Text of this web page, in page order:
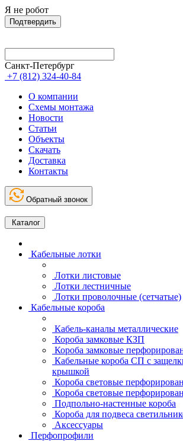
Я не робот
Подтвердить
Санкт-Петербург
+7 (812) 324-40-84
О компании
Схемы монтажа
Новости
Статьи
Объекты
Скачать
Доставка
Контакты
Обратный звонок
Каталог
Кабельные лотки
Лотки листовые
Лотки лестничные
Лотки проволочные (сетчатые)
Кабельные короба
Кабель-каналы металлические
Короба замковые КЗП
Короба замковые
Кабельные короба СП с
крышкой
Короба световые
Короба световые
Подпольно-настенные короба
Короба для подвеса
Аксессуары
Перфопрофили